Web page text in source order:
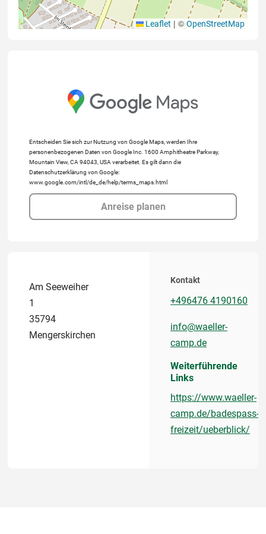
Leaflet | ©OpenStreetMap
Entscheiden Sie sich zur Nutzung von Google Maps, werden Ihre
personenbezogenen Daten von Google Inc. 1600 Amphitheatre Parkway,
Mountain View, CA 94043, USA verarbeitet. Es gilt dann die
Datenschutzerklärung von Google:
www.google.com/intl/de_de/help/terms_maps.html
Anreise planen
Am Seeweiher
1
35794
Mengerskirchen
Kontakt
+496476 4190160
info@waeller-
camp.de
Weiterführende
Links
https://www.waeller-
camp.de/badespass-
freizeit/ueberblick/